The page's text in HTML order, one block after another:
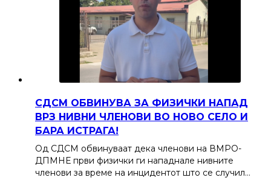
СДСМ ОБВИНУВА ЗА ФИЗИЧКИ НАПАД
ВРЗ НИВНИ ЧЛЕНОВИ ВО НОВО СЕЛО И
БАРА ИСТРАГА!
Од СДСМ обвинуваат дека членови на ВМРО-
ДПМНЕ први физички ги нападнале нивните
членови за време на инцидентот што се случил…